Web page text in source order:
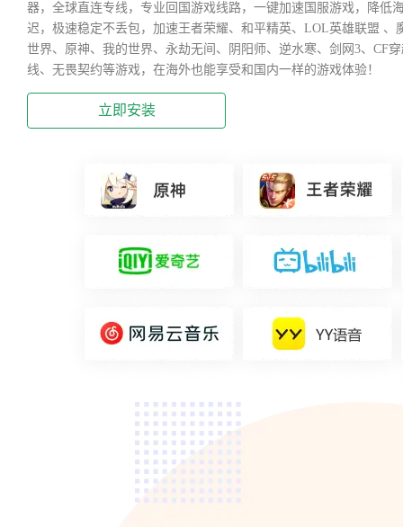
器，全球直连专线，专业回国游戏线路，一键加速国服游戏，降低
迟，极速稳定不丢包，加速王者荣耀、和平精英、LOL英雄联盟 、
世界、原神、我的世界、永劫无间、阴阳师、逆水寒、剑网3、CF
线、无畏契约等游戏，在海外也能享受和国内一样的游戏体验！
立即安装